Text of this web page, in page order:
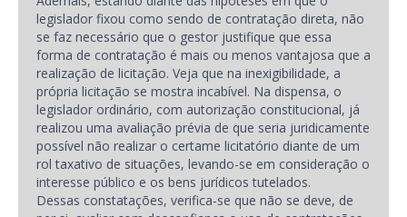
legislador fixou como sendo de contratação direta, não
se faz necessário que o gestor justifique que essa
forma de contratação é mais ou menos vantajosa que a
realização de licitação. Veja que na inexigibilidade, a
própria licitação se mostra incabível. Na dispensa, o
legislador ordinário, com autorização constitucional, já
realizou uma avaliação prévia de que seria juridicamente
possível não realizar o certame licitatório diante de um
rol taxativo de situações, levando-se em consideração o
interesse público e os bens jurídicos tutelados.
Dessas constatações, verifica-se que não se deve, de